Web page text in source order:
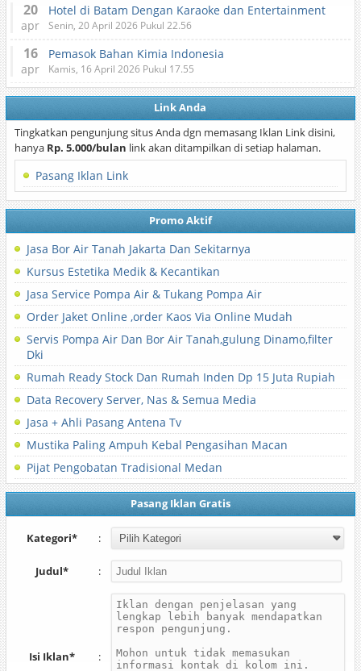
20
apr
Hotel di Batam Dengan Karaoke dan Entertainment
Senin, 20 April 2026 Pukul 22.56
16
apr
Pemasok Bahan Kimia Indonesia
Kamis, 16 April 2026 Pukul 17.55
Link Anda
Tingkatkan pengunjung situs Anda dgn memasang Iklan Link disini,
hanya Rp. 5.000/bulan link akan ditampilkan di setiap halaman.
Pasang Iklan Link
Promo Aktif
Jasa Bor Air Tanah Jakarta Dan Sekitarnya
Kursus Estetika Medik & Kecantikan
Jasa Service Pompa Air & Tukang Pompa Air
Order Jaket Online ,order Kaos Via Online Mudah
Servis Pompa Air Dan Bor Air Tanah,gulung Dinamo,filter
Dki
Rumah Ready Stock Dan Rumah Inden Dp 15 Juta Rupiah
Data Recovery Server, Nas & Semua Media
Jasa + Ahli Pasang Antena Tv
Mustika Paling Ampuh Kebal Pengasihan Macan
Pijat Pengobatan Tradisional Medan
Pasang Iklan Gratis
Kategori* :
Judul* :
Isi Iklan* :